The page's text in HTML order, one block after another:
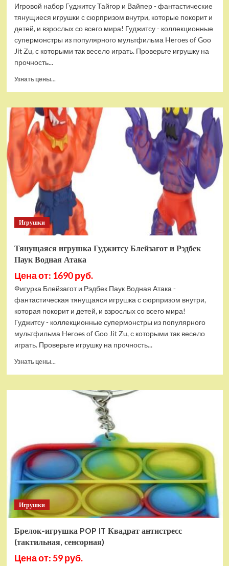
Игровой набор Гуджитсу Тайгор и Вайпер - фантастические
тянущиеся игрушки с сюрпризом внутри, которые покорит и
детей, и взрослых со всего мира! Гуджитсу - коллекционные
супермонстры из популярного мультфильма Heroes of Goo
Jit Zu, с которыми так весело играть. Проверьте игрушку на
прочность...
Узнать цены...
Набор
тянущихся
фигурок
Гуджитсу
Тайгор
и
Вайпер
Игрушки
Тянущаяся игрушка Гуджитсу Блейзагот и Рэдбек
Паук Водная Атака
Цена от: 1690 руб.
Фигурка Блейзагот и Рэдбек Паук Водная Атака -
фантастическая тянущаяся игрушка с сюрпризом внутри,
которая покорит и детей, и взрослых со всего мира!
Гуджитсу - коллекционные супермонстры из популярного
мультфильма Heroes of Goo Jit Zu, с которыми так весело
играть. Проверьте игрушку на прочность...
Узнать цены...
Тянущаяся
Паук
Водная
Игрушки
Брелок-игрушка POP IT Квадрат антистресс
(тактильная, сенсорная)
Цена от: 59 руб.